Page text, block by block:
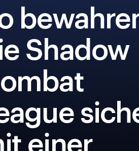
Shadow
einer